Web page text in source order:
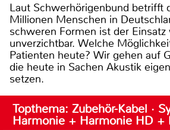
Laut Schwerhörigenbund betrifft
Millionen Menschen in
schweren Formen ist der Einsatz
unverzichtbar. Welche
Patienten heute? Wir gehen auf
die heute in Sachen Akustik
setzen.
Topthema: Zubehör-Kabel ·
Harmonie + Harmonie HD +